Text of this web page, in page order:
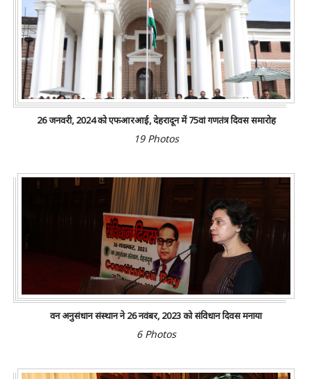
26 जनवरी, 2024 को एफआरआई, देहरादून में 75वां गणतंत्र दिवस समारोह
19 Photos
वन अनुसंधान संस्थान ने 26 नवंबर, 2023 को संविधान दिवस मनाया
6 Photos